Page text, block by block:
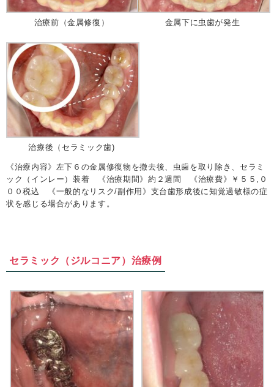
治療前（金属修復） 金属下に虫歯が発生
治療後（セラミック歯)
《治療内容》左下６の金属修復物を撤去後、虫歯を取り除き、セラミ
ック（インレー）装着 《治療期間》約２週間 《治療費》￥５５,０
００税込 《一般的なリスク/副作用》支台歯形成後に知覚過敏様の症
状を感じる場合があります。
セラミック（ジルコニア）治療例